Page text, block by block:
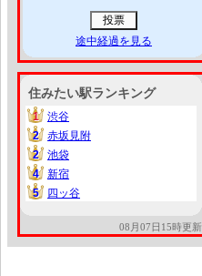
途中経過を見る
住みたい駅ランキング
1
1
渋谷
2
2
赤坂見附
2
2
池袋
4
4
新宿
5
5 四ッ谷
08月07日15時更新